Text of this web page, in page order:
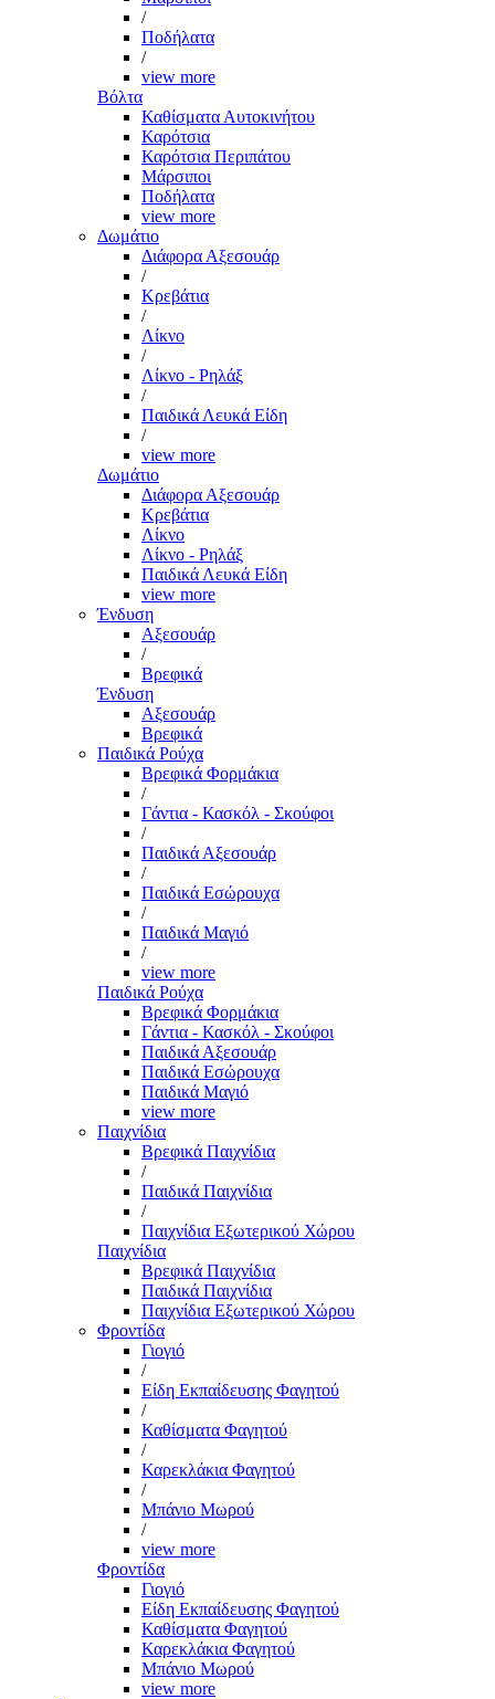
/
Ποδήλατα
/
view more
Βόλτα
Καθίσματα Αυτοκινήτου
Καρότσια
Καρότσια Περιπάτου
Μάρσιποι
Ποδήλατα
view more
Δωμάτιο
Διάφορα Αξεσουάρ
/
Κρεβάτια
/
Λίκνο
/
Λίκνο - Ρηλάξ
/
Παιδικά Λευκά Είδη
/
view more
Δωμάτιο
Διάφορα Αξεσουάρ
Κρεβάτια
Λίκνο
Λίκνο - Ρηλάξ
Παιδικά Λευκά Είδη
view more
Ένδυση
Αξεσουάρ
/
Βρεφικά
Ένδυση
Αξεσουάρ
Βρεφικά
Παιδικά Ρούχα
Βρεφικά Φορμάκια
/
Γάντια - Κασκόλ - Σκούφοι
/
Παιδικά Αξεσουάρ
/
Παιδικά Εσώρουχα
/
Παιδικά Μαγιό
/
view more
Παιδικά Ρούχα
Βρεφικά Φορμάκια
Γάντια - Κασκόλ - Σκούφοι
Παιδικά Αξεσουάρ
Παιδικά Εσώρουχα
Παιδικά Μαγιό
view more
Παιχνίδια
Βρεφικά Παιχνίδια
/
Παιδικά Παιχνίδια
/
Παιχνίδια Εξωτερικού Χώρου
Παιχνίδια
Βρεφικά Παιχνίδια
Παιδικά Παιχνίδια
Παιχνίδια Εξωτερικού Χώρου
Φροντίδα
Γιογιό
/
Είδη Εκπαίδευσης Φαγητού
/
Καθίσματα Φαγητού
/
Καρεκλάκια Φαγητού
/
Μπάνιο Μωρού
/
view more
Φροντίδα
Γιογιό
Είδη Εκπαίδευσης Φαγητού
Καθίσματα Φαγητού
Καρεκλάκια Φαγητού
Μπάνιο Μωρού
view more